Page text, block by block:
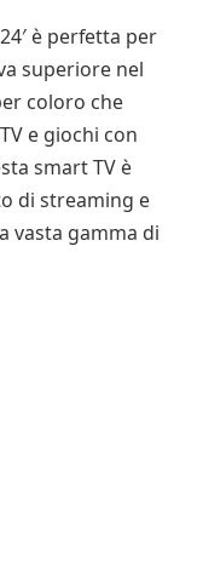
è perfetta per
superiore nel
coloro che
e giochi con
smart TV è
di streaming e
vasta gamma di